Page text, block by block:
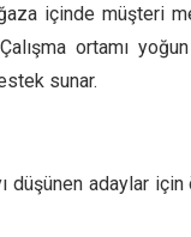
içinde müşteri
ortamı
sunar.
düşünen adaylar